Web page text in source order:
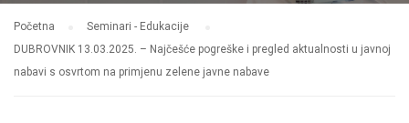
Početna
Seminari - Edukacije
DUBROVNIK 13.03.2025. – Najčešće pogreške i pregled aktualnosti u javnoj
nabavi s osvrtom na primjenu zelene javne nabave